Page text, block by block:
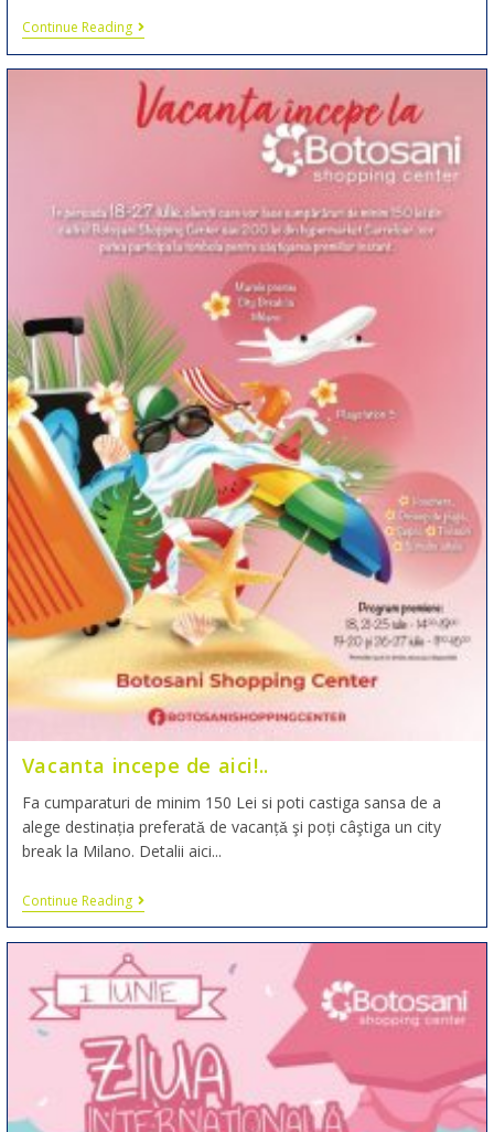
Continue Reading
Vacanta incepe de aici!..
Fa cumparaturi de minim 150 Lei si poti castiga sansa de a
alege destinația preferatǎ de vacanțǎ şi poți câştiga un city
break la Milano. Detalii aici...
Continue Reading